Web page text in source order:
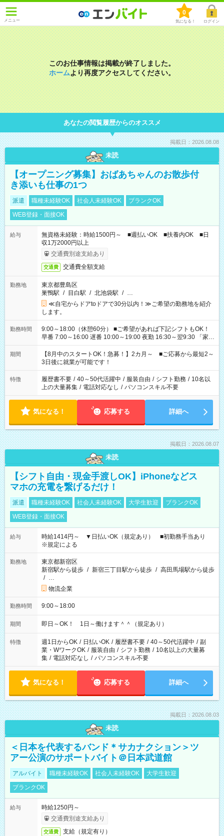
メニュー
0
気になる！ ログイン
このお仕事情報は掲載が終了しました。
ホームより再度アクセスしてください。
あなたの閲覧履歴からのオススメ
掲載日：2026.08.08
未読
【オープニング募集】おばあちゃんのお散歩付
き添いも仕事の1つ
派遣 職種未経験OK 社会人未経験OK
ブランクOK
WEB登録・面接OK
給与
無資格未経験：時給1500円～ ■週払いOK ■扶養内OK ■日
収1万2000円以上
交通費別途支給あり
交通費 交通費全額支給
勤務地
東京都豊島区
巣鴨駅 / 目白駅 / 北池袋駅 / …
≪自宅からドアtoドアで30分以内！≫ご希望の勤務地を紹介
します。
勤務時間
9:00～18:00（休憩60分） ■ご希望があれば下記シフトもOK！
早番 7:00～16:00 遅番 10:00～19:00 夜勤 16:30～翌9:30 「家族
と休みを合わせたい」 「余裕を持って夕飯の準備がしたい」
「できれば残業はしたくない」 など、ご希望を教えてください
ね。 ※Wワーク希望の方へ 今ご覧のお仕事で希望する勤務時間
と、もう1つのお仕事の勤務時間。 合計で週40時間を超える場
合は応募できません。
期間
【8月中のスタートOK！急募！】2カ月～ ■ご応募から最短2～
3日後に就業が可能です！
特徴 履歴書不要 / 40～50代活躍中 / 服装自由 / シフト勤務 / 10名以
上の大量募集 / 電話対応なし / パソコンスキル不要
気になる！ 応募する 詳細へ
掲載日：2026.08.07
未読
【シフト自由・現金手渡しOK】iPhoneなどス
マホの充電を繋げるだけ！
派遣 職種未経験OK 社会人未経験OK 大学生歓迎
ブランクOK
WEB登録・面接OK
給与
時給1414円～ ▼日払いOK（規定あり） ■初勤務手当あり
※規定による
勤務地
東京都新宿区
新宿駅から徒歩 / 新宿三丁目駅から徒歩 / 高田馬場駅から徒歩
/ …
物流企業
勤務時間 9:00～18:00
期間 即日～OK！ 1日～働けます＾＾（規定あり）
特徴 週1日からOK / 日払いOK / 履歴書不要 / 40～50代活躍中 / 副
業・WワークOK / 服装自由 / シフト勤務 / 10名以上の大量募
集 / 電話対応なし / パソコンスキル不要
気になる！ 応募する 詳細へ
掲載日：2026.08.03
未読
＜日本を代表するバンド＊サカナクション＞ツ
アー公演のサポートバイト＠日本武道館
アルバイト 職種未経験OK 社会人未経験OK
大学生歓迎
ブランクOK
給与
時給1250円～
交通費別途支給あり
交通費 支給（規定有り）